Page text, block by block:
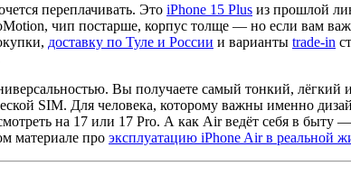
переплачивать. Это iPhone 15 Plus из прошлой
чип постарше, корпус толще — но если вам
доставку по Туле и России и варианты trade-in
Вы получаете самый тонкий,
SIM. Для человека, которому важны именно
на 17 или 17 Pro. А как Air ведёт себя в быту —
материале про эксплуатацию iPhone Air в реальной